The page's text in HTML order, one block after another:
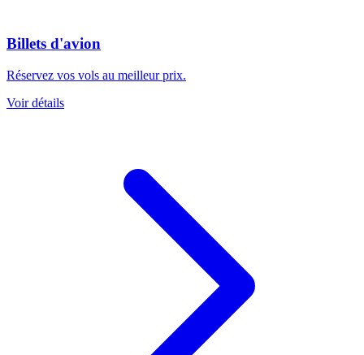
Billets d'avion
Réservez vos vols au meilleur prix.
Voir détails